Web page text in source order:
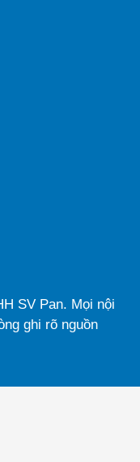
SV Pan. Mọi nội
ghi rõ nguồn